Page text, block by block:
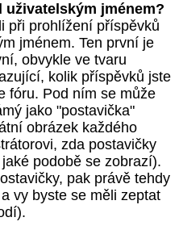
uživatelským jménem?
při prohlížení příspěvků
jménem. Ten první je
obvykle ve tvaru
kolik příspěvků jste
fóru. Pod ním se může
jako "postavička"
obrázek každého
zda postavičky
podobě se zobrazí).
pak právě tehdy
vy byste se měli zeptat